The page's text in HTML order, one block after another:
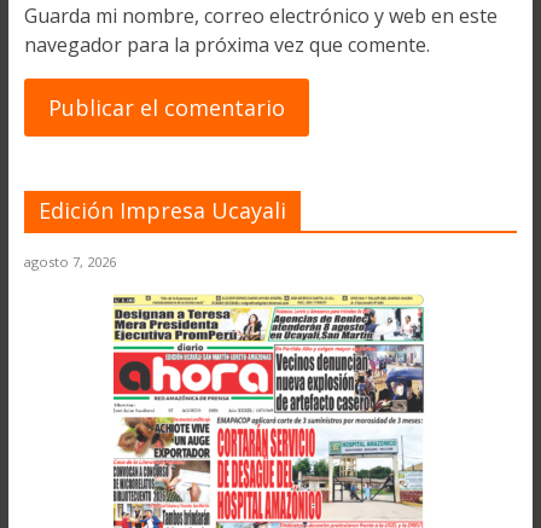
Guarda mi nombre, correo electrónico y web en este
navegador para la próxima vez que comente.
Edición Impresa Ucayali
agosto 7, 2026